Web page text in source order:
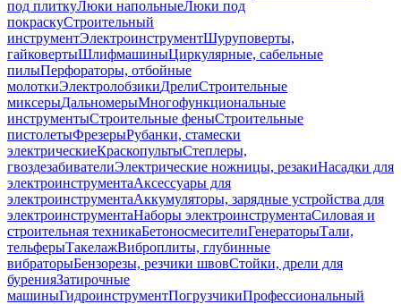
под плиткуЛюки напольныеЛюки под
покраскуСтроительный
инструментЭлектроинструментШуруповерты,
гайковертыШлифмашиныЦиркулярные, сабельные
пилыПерфораторы, отбойные
молоткиЭлектролобзикиДрелиСтроительные
миксерыДальномерыМногофункциональные
инструментыСтроительные феныСтроительные
пистолетыФрезерыРубанки, стамески
электрическиеКраскопультыСтеплеры,
гвоздезабивателиЭлектрические ножницы, резакиНасадки для
электроинструментаАксессуары для
электроинструментаАккумуляторы, зарядные устройства для
электроинструментаНаборы электроинструментаСиловая и
строительная техникаБетоносмесителиГенераторыТали,
тельферыТакелажВиброплиты, глубинные
вибраторыБензорезы, резчики швовСтойки, дрели для
буренияЗатирочные
машиныГидроинструментПогрузчикиПрофессиональный